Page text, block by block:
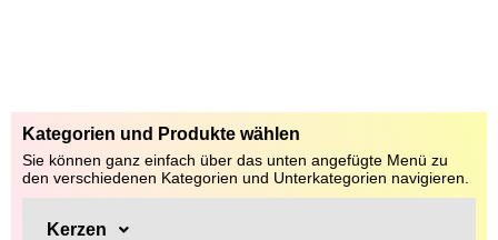
Kategorien und Produkte wählen
Sie können ganz einfach über das unten angefügte Menü zu
den verschiedenen Kategorien und Unterkategorien navigieren.
Kerzen